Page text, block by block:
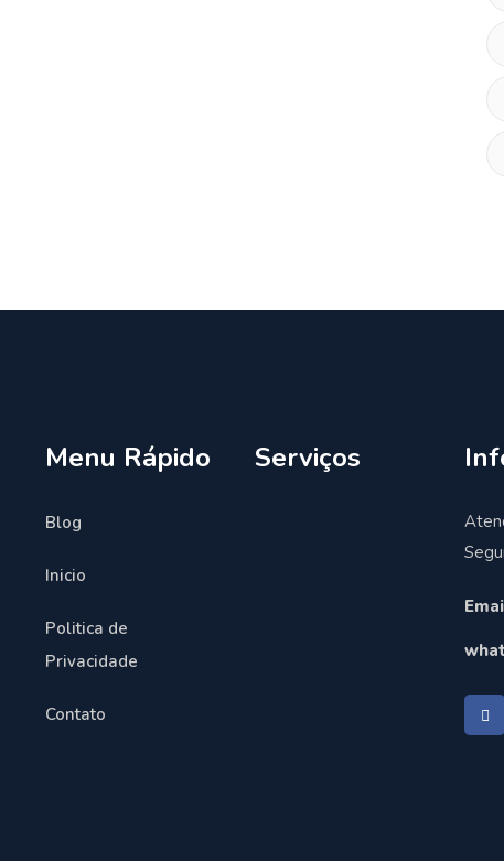
Menu Rápido
Blog
Inicio
Politica de
Privacidade
Contato
Serviços